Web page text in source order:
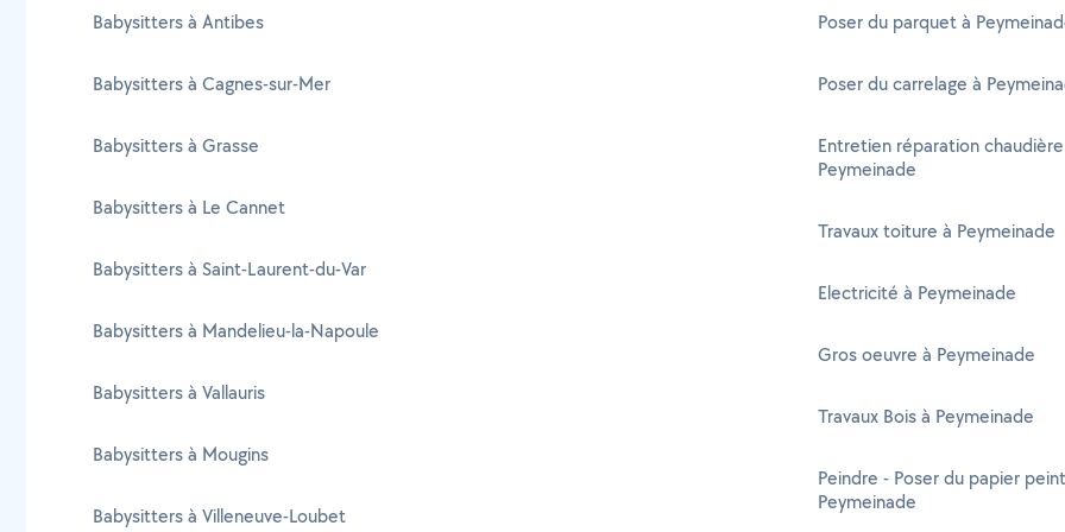
Babysitters à Antibes
Babysitters à Cagnes-sur-Mer
Babysitters à Grasse
Babysitters à Le Cannet
Babysitters à Saint-Laurent-du-Var
Babysitters à Mandelieu-la-Napoule
Babysitters à Vallauris
Babysitters à Mougins
Babysitters à Villeneuve-Loubet
Poser du parquet à
Poser du carrelage à
Entretien réparation
Peymeinade
Travaux toiture à Peymeinade
Electricité à Peymeinade
Gros oeuvre à Peymeinade
Travaux Bois à Peymeinade
Peindre - Poser du papier
Peymeinade